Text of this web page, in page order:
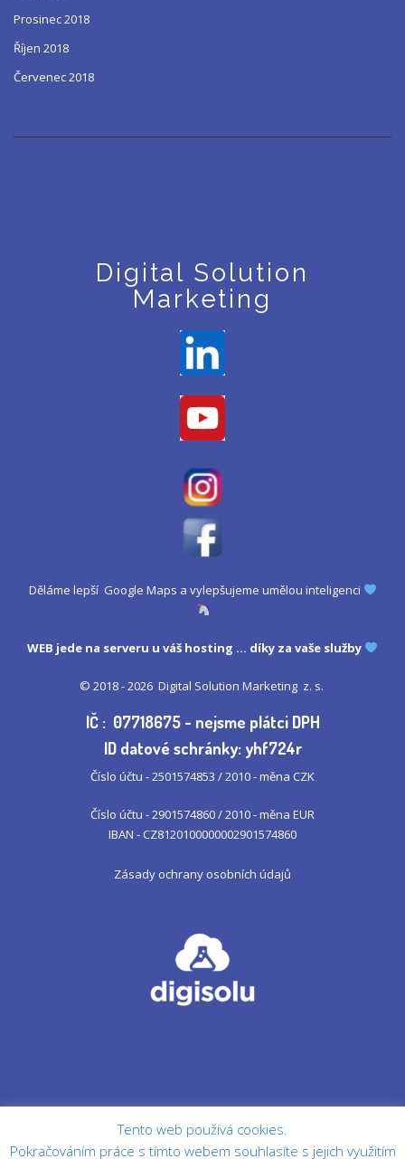
Prosinec 2018
Říjen 2018
Červenec 2018
Digital Solution
Marketing
Děláme lepší Google Maps a vylepšujeme umělou inteligenci
WEB jede na serveru uváš hosting ... díky za vaše služby
© 2018 - 2026 Digital Solution Marketing z. s.
IČ : 07718675 - nejsme plátci DPH
ID datové schránky: yhf724r
Číslo účtu - 2501574853 / 2010 - měna CZK
Číslo účtu - 2901574860 / 2010 - měna EUR
IBAN - CZ8120100000002901574860
Zásady ochrany osobních údajů
Tento web používá cookies.
Pokračováním práce s tímto webem souhlasíte s jejich využitím